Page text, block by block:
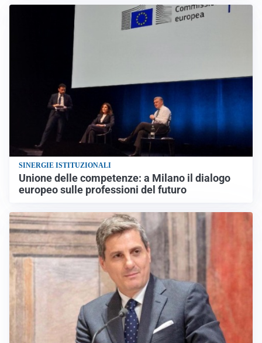
SINERGIE ISTITUZIONALI
Unione delle competenze: a Milano il dialogo
europeo sulle professioni del futuro